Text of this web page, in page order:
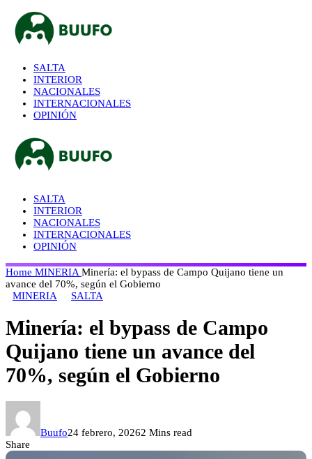
SALTA
INTERIOR
NACIONALES
INTERNACIONALES
OPINIÓN
SALTA
INTERIOR
NACIONALES
INTERNACIONALES
OPINIÓN
Home MINERIA Minería: el bypass de Campo Quijano tiene un
avance del 70%, según el Gobierno
MINERIA
SALTA
Minería: el bypass de Campo
Quijano tiene un avance del
70%, según el Gobierno
Buufo24 febrero, 20262 Mins read
Share